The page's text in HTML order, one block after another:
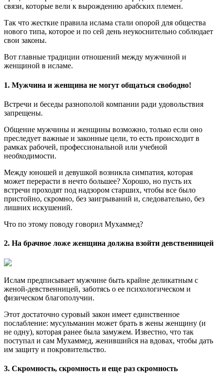
связи, которые вели к вырождению арабских племен.
Так что жесткие правила ислама стали опорой для общества
нового типа, которое и по сей день неукоснительно соблюдает
свои законы.
Вот главные традиции отношений между мужчиной и
женщиной в исламе.
1. Мужчина и женщина не могут общаться свободно!
Встречи и беседы разнополой компании ради удовольствия
запрещены.
Общение мужчины и женщины возможно, только если оно
преследует важные и законные цели, то есть происходит в
рамках рабочей, профессиональной или учебной
необходимости.
Между юношей и девушкой возникла симпатия, которая
может перерасти в нечто большее? Хорошо, но пусть их
встречи проходят под надзором старших, чтобы все было
пристойно, скромно, без заигрываний и, следовательно, без
лишних искушений.
Что по этому поводу говорил Мухаммед?
2. На брачное ложе женщина должна взойти девственницей
Ислам предписывает мужчине быть крайне деликатным с
женой-девственницей, заботясь о ее психологическом и
физическом благополучии.
Этот достаточно суровый закон имеет единственное
послабление: мусульманин может брать в жены женщину (и
не одну), которая ранее была замужем. Известно, что так
поступал и сам Мухаммед, женившийся на вдовах, чтобы дать
им защиту и покровительство.
3. Скромность, скромность и еще раз скромность